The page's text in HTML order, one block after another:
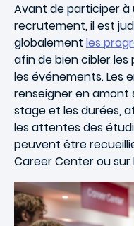
Avant de participer
recrutement, il est
globalement les
afin de bien cibler
les événements. Les
renseigner en amont
stage et les durées,
les attentes des
peuvent être
Career Center ou